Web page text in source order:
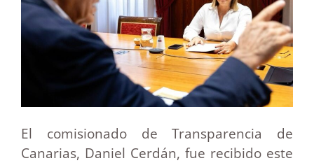
El comisionado de Transparencia de
Canarias, Daniel Cerdán, fue recibido este